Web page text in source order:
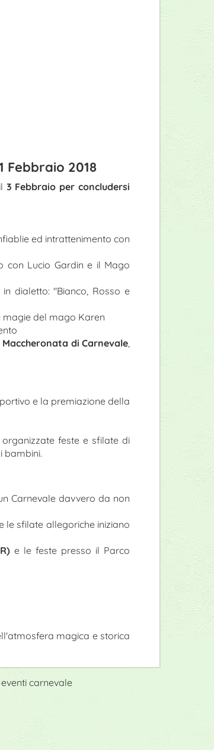
Febbraio 2018
3 Febbraio per concludersi
ed intrattenimento con
con Lucio Gardin e il Mago
dialetto: "Bianco, Rosso e
magie del mago Karen
Maccheronata di Carnevale,
e la premiazione della
feste e sfilate di
bambini.
Carnevale davvero da non
le sfilate allegoriche iniziano
e le feste presso il Parco
magica e storica
carnevale